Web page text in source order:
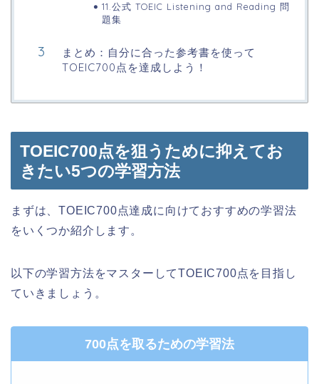
11.公式 TOEIC Listening and Reading 問
題集
まとめ：自分に合った参考書を使って
TOEIC700点を達成しよう！
TOEIC700点を狙うために抑えてお
きたい5つの学習方法
まずは、TOEIC700点達成に向けておすすめの学習法
をいくつか紹介します。
以下の学習方法をマスターしてTOEIC700点を目指し
ていきましょう。
700点を取るための学習法